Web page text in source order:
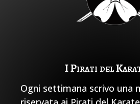
I Pirati del
Ogni settimana scrivo una